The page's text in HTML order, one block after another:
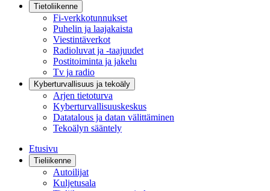
Tietoliikenne
Fi-verkkotunnukset
Puhelin ja laajakaista
Viestintäverkot
Radioluvat ja -taajuudet
Postitoiminta ja jakelu
Tv ja radio
Kyberturvallisuus ja tekoäly
Arjen tietoturva
Kyberturvallisuuskeskus
Datatalous ja datan välittäminen
Tekoälyn sääntely
Etusivu
Tieliikenne
Autoilijat
Kuljetusala